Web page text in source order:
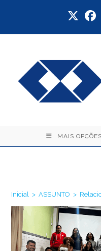
MAIS
Inicial > ASSUNTO >